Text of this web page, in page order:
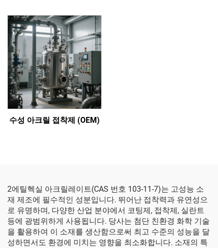
수성 아크릴 접착제 (OEM)
2에틸헥실 아크릴레이트(CAS 번호 103-11-7)는 고성능 소
재 제조에 필수적인 성분입니다. 뛰어난 접착력과 유연성으
로 유명하며, 다양한 산업 분야에서 코팅제, 접착제, 실란트
등에 광범위하게 사용됩니다. 당사는 첨단 친환경 화학 기술
을 활용하여 이 소재를 생산함으로써 최고 수준의 성능을 달
성하면서도 환경에 미치는 영향을 최소화합니다. 소재의 특